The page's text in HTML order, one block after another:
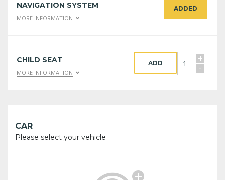
NAVIGATION SYSTEM
MORE INFORMATION
ADDED
CHILD SEAT
MORE INFORMATION
+
-
ADD
CAR
Please select your vehicle